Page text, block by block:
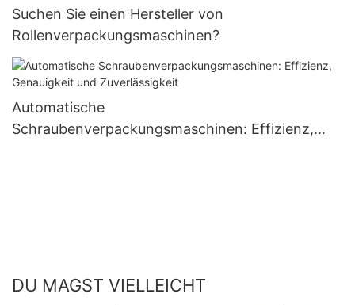
Suchen Sie einen Hersteller von
Rollenverpackungsmaschinen?
Automatische
Schraubenverpackungsmaschinen: Effizienz,
DU MAGST VIELLEICHT